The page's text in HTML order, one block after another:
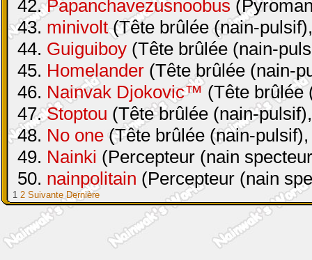
42.Papanchavezusnoobus
43. minivolt(Tête brûlée (nain-
44. Guiguiboy (Tête brûlée (nain-
45. Homelander (Tête brûlée (nain-
46. Nainvak Djokovic™(Tête brûlée
47.Stoptou (Tête brûlée (nain-
48. No one (Tête brûlée (nain-
49. Nainki (Percepteur (nain
50. nainpolitain (Percepteur (nain
1 2 Suivante Dernière